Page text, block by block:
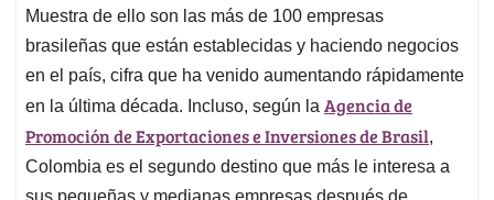
Muestra de ello son las más de 100 empresas
brasileñas que están establecidas y haciendo negocios
en el país, cifra que ha venido aumentando rápidamente
en la última década. Incluso, según la Agencia de
Promoción de Exportaciones e Inversiones de Brasil,
Colombia es el segundo destino que más le interesa a